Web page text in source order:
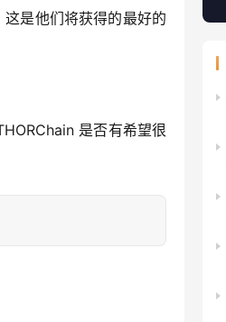
是他们将获得的最好的
是否有希望很